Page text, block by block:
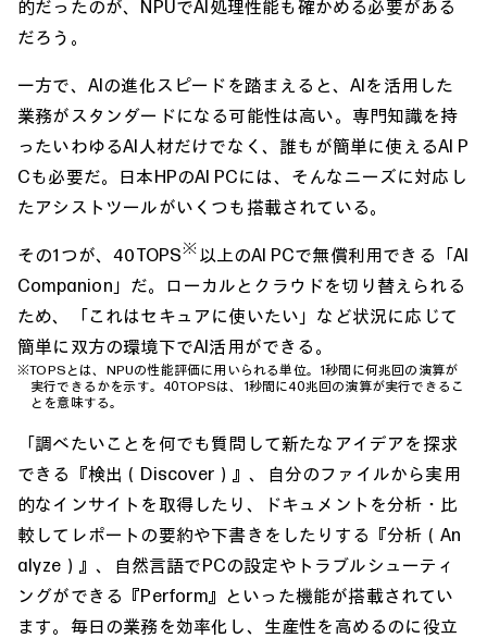
的だったのが、NPUでAI処理性能も確かめる必要がある
だろう。
一方で、AIの進化スピードを踏まえると、AIを活用した
業務がスタンダードになる可能性は高い。専門知識を持
ったいわゆるAI人材だけでなく、誰もが簡単に使えるAI P
Cも必要だ。日本HPのAI PCには、そんなニーズに対応し
たアシストツールがいくつも搭載されている。
その1つが、40TOPS※以上のAI PCで無償利用できる「AI
Companion」だ。ローカルとクラウドを切り替えられる
ため、「これはセキュアに使いたい」など状況に応じて
簡単に双方の環境下でAI活用ができる。
※TOPSとは、NPUの性能評価に用いられる単位。1秒間に何兆回の演算が
実行できるかを示す。40TOPSは、1秒間に40兆回の演算が実行できるこ
とを意味する。
「調べたいことを何でも質問して新たなアイデアを探求
できる『検出（Discover）』、自分のファイルから実用
的なインサイトを取得したり、ドキュメントを分析・比
較してレポートの要約や下書きをしたりする『分析（An
alyze）』、自然言語でPCの設定やトラブルシューティ
ングができる『Perform』といった機能が搭載されてい
ます。毎日の業務を効率化し、生産性を高めるのに役立